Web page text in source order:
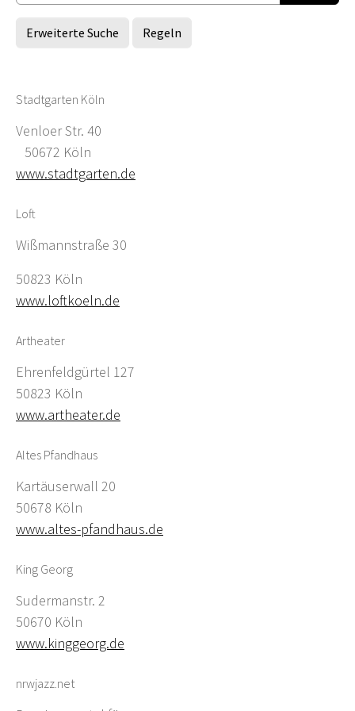
Erweiterte Suche Regeln
Stadtgarten Köln
Venloer Str. 40
50672 Köln
www.stadtgarten.de
Loft
Wißmannstraße 30
50823 Köln
www.loftkoeln.de
Artheater
Ehrenfeldgürtel 127
50823 Köln
www.artheater.de
Altes Pfandhaus
Kartäuserwall 20
50678 Köln
www.altes-pfandhaus.de
King Georg
Sudermanstr. 2
50670 Köln
www.kinggeorg.de
nrwjazz.net